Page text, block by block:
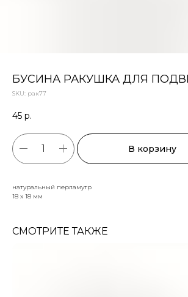
БУСИНА РАКУШКА ДЛЯ
SKU: рак77
45 р.
В корзину
натуральный перламутр
18 х 18 мм
СМОТРИТЕ ТАКЖЕ